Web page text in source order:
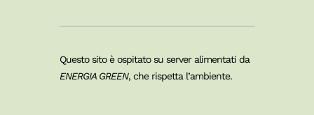
Questo sito è ospitato su server alimentati da
ENERGIA GREEN, che rispetta l’ambiente.